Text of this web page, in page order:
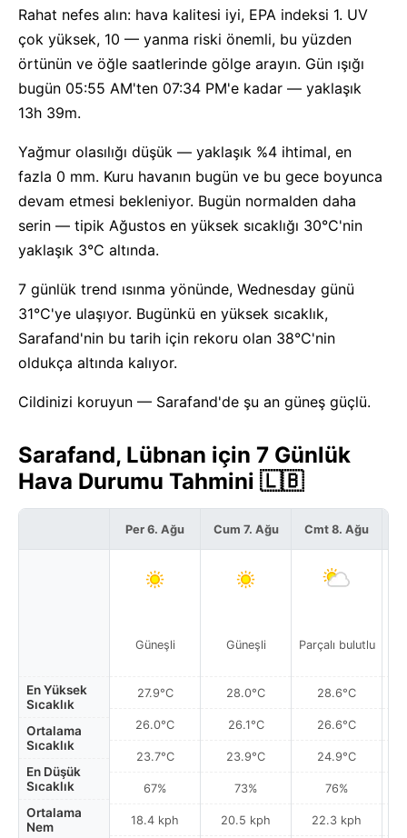
Rahat nefes alın: hava kalitesi iyi, EPA indeksi 1. UV
çok yüksek, 10 — yanma riski önemli, bu yüzden
örtünün ve öğle saatlerinde gölge arayın. Gün ışığı
bugün 05:55 AM'ten 07:34 PM'e kadar — yaklaşık
13h 39m.
Yağmur olasılığı düşük — yaklaşık %4 ihtimal, en
fazla 0 mm. Kuru havanın bugün ve bu gece boyunca
devam etmesi bekleniyor. Bugün normalden daha
serin — tipik Ağustos en yüksek sıcaklığı 30°C'nin
yaklaşık 3°C altında.
7 günlük trend ısınma yönünde, Wednesday günü
31°C'ye ulaşıyor. Bugünkü en yüksek sıcaklık,
Sarafand'nin bu tarih için rekoru olan 38°C'nin
oldukça altında kalıyor.
Cildinizi koruyun — Sarafand'de şu an güneş güçlü.
Sarafand, Lübnan için 7 Günlük
Hava Durumu Tahmini 🇱🇧
En Yüksek
Sıcaklık
Ortalama
Sıcaklık
En Düşük
Sıcaklık
Ortalama
Nem
Per 6. Ağu
Güneşli
27.9°C
26.0°C
23.7°C
67%
18.4 kph
Cum 7. Ağu
Güneşli
28.0°C
26.1°C
23.9°C
73%
20.5 kph
Cmt 8. Ağu
Parçalı bulutlu
28.6°C
26.6°C
24.9°C
76%
22.3 kph